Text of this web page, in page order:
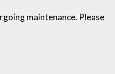
maintenance. Please